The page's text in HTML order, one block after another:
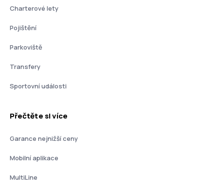
Charterové lety
Pojištění
Parkoviště
Transfery
Sportovní události
Přečtěte si více
Garance nejnižší ceny
Mobilní aplikace
MultiLine